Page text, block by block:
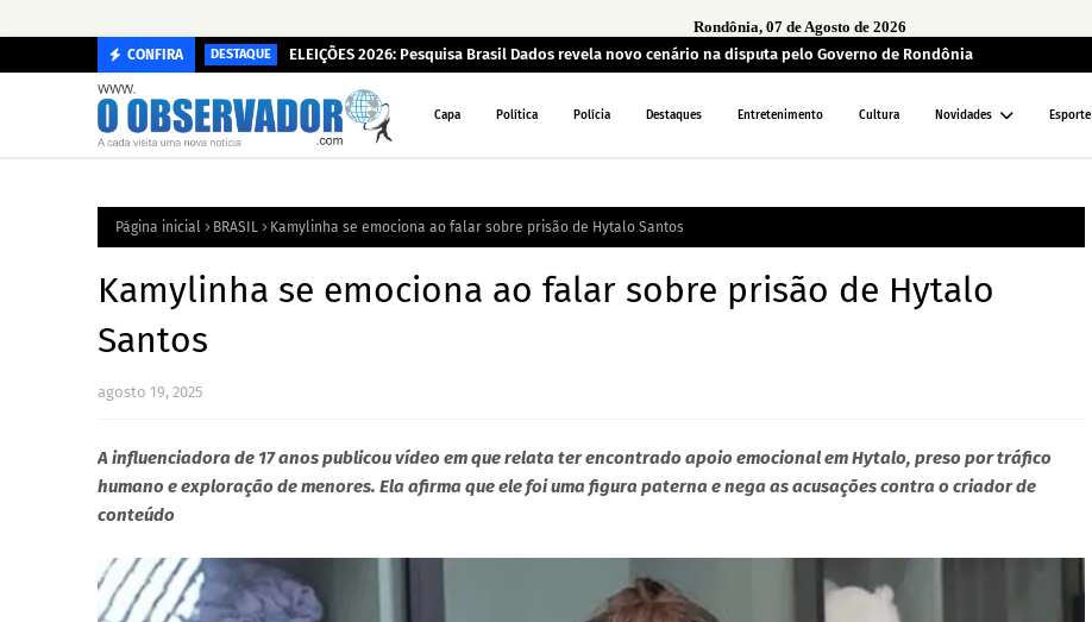
Rondônia, 07 de Agosto de 2026
CONFIRA DESTAQUE ELEIÇÕES 2026: Pesquisa Brasil Dados revela novo cenário na disputa pelo Governo de Rondônia
Capa Política Polícia Destaques Entretenimento Cultura Novidades Esporte
Página inicial BRASIL Kamylinha se emociona ao falar sobre prisão de Hytalo Santos
Kamylinha se emociona ao falar sobre prisão de Hytalo
Santos
agosto 19, 2025
A influenciadora de 17 anos publicou vídeo em que relata ter encontrado apoio emocional em Hytalo, preso por tráfico
humano e exploração de menores. Ela afirma que ele foi uma figura paterna e nega as acusações contra o criador de
conteúdo